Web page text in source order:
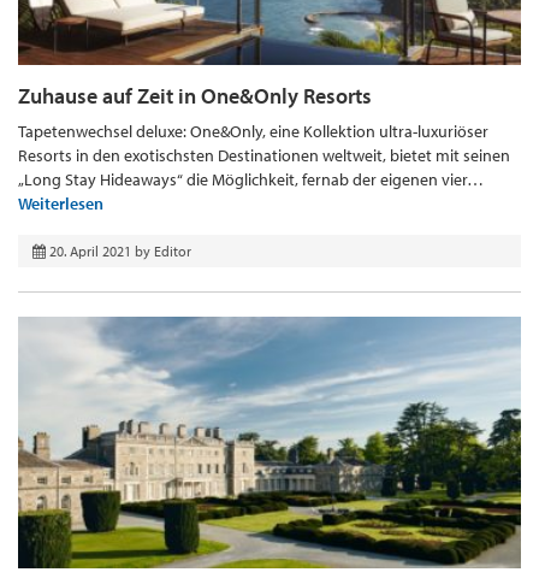
Zuhause auf Zeit in One&Only Resorts
Tapetenwechsel deluxe: One&Only, eine Kollektion ultra-luxuriöser
Resorts in den exotischsten Destinationen weltweit, bietet mit seinen
„Long Stay Hideaways“ die Möglichkeit, fernab der eigenen vier…
Weiterlesen
20. April 2021 by Editor